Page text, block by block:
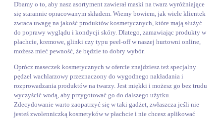
Dbamy o to, aby nasz asortyment zawierał maski na twarz wyróżniające
się starannie opracowanym składem. Wiemy bowiem, jak wiele klientek
zwraca uwagę na jakość produktów kosmetycznych, które mają służyć
do poprawy wyglądu i kondycji skóry. Dlatego, zamawiając produkty w
płachcie, kremowe, glinki czy typu peel-off w naszej hurtowni online,
możesz mieć pewność, że będzie to dobry wybór.
Oprócz maseczek kosmetycznych w ofercie znajdziesz też specjalny
pędzel wachlarzowy przeznaczony do wygodnego nakładania i
rozprowadzania produktów na twarzy. Jest miękki i możesz go bez trudu
wyczyścić wodą, aby przygotować go do dalszego użytku.
Zdecydowanie warto zaopatrzyć się w taki gadżet, zwłaszcza jeśli nie
jesteś zwolenniczką kosmetyków w płachcie i nie chcesz aplikować